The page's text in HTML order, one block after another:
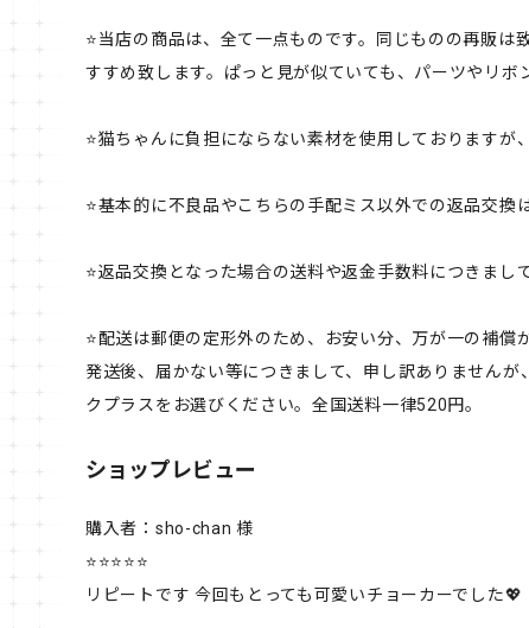
⭐️当店の商品は、全て一点ものです。同じものの再販
すすめ致します。ぱっと見が似ていても、パーツやリ
⭐️猫ちゃんに負担にならない素材を使用しておりますが
⭐️基本的に不良品やこちらの手配ミス以外での返品交換
⭐️返品交換となった場合の送料や返金手数料につきまし
⭐️配送は郵便の定形外のため、お安い分、万が一の補償
発送後、届かない等につきまして、申し訳ありません
クプラスをお選びください。全国送料一律520円。
ショップレビュー
購入者：sho-chan 様
⭐⭐⭐⭐⭐
リピートです 今回もとっても可愛いチョーカーでした💖